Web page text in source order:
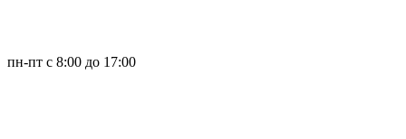
пн-пт с 8:00 до 17:00